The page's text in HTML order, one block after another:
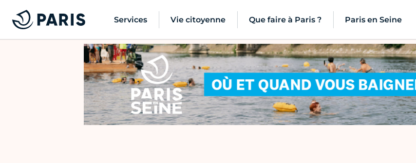
Services Vie citoyenne Que faire à Paris ? Paris en Seine